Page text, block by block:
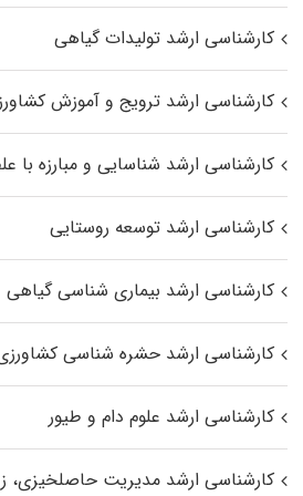
کارشناسی ارشد تولیدات گیاهی
کارشناسی ارشد ترویج و آموزش
کارشناسی ارشد شناسایی و مبارزه با
کارشناسی ارشد توسعه روستایی
کارشناسی ارشد بیماری‌ شناسی گیاهی
کارشناسی ارشد حشره‌ شناسی
کارشناسی ارشد علوم دام و طیور
کارشناسی ارشد مدیریت حاصلخیزی،